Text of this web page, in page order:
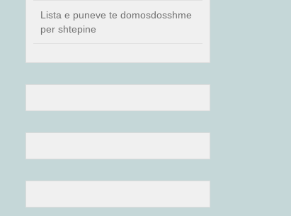
Lista e puneve te domosdosshme
per shtepine